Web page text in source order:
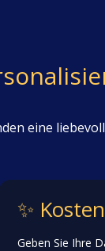
eine
✨
Geben Sie Ihre